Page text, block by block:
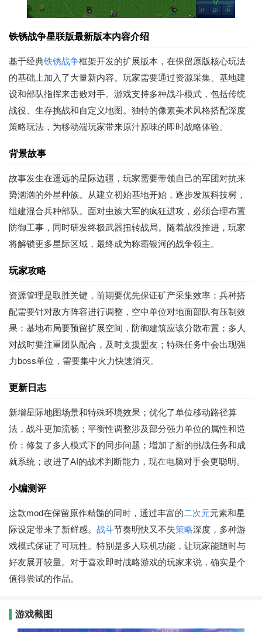
铁锈战争星联版最新版本内容介绍
基于经典铁锈战争框架开发的扩展版本，在保留原版核心玩法
的基础上加入了大量新内容。玩家需要通过资源采集、基地建
设和部队指挥来击败对手。游戏支持多种战斗模式，包括传统
战役、生存挑战和自定义地图。独特的像素美术风格搭配深度
策略玩法，为移动端玩家带来原汁原味的即时战略体验。
背景故事
故事发生在遥远的星际边疆，玩家需要带领自己的军团对抗来
势汹汹的外星种族。从建立初始基地开始，逐步发展科技树，
组建混合兵种部队。面对虫族大军的疯狂进攻，必须合理布置
防御工事，同时研发终极武器扭转战局。随着战役推进，玩家
将解锁更多星际区域，最终成为称霸银河的战争领主。
玩家攻略
资源管理是取胜关键，前期要优先保证矿产采集效率；兵种搭
配需要针对敌方阵容进行调整，空中单位对地面部队有压制效
果；基地布局要预留扩展空间，防御建筑应该分散布置；多人
对战时要注重团队配合，及时支援盟友；特殊任务中会出现强
力boss单位，需要集中火力快速消灭。
更新日志
新增星际地图场景和特殊环境效果；优化了单位移动路径算
法，战斗更加流畅；平衡性调整涉及部分强力单位的属性和造
价；修复了多人模式下的同步问题；增加了新的挑战任务和成
就系统；改进了AI的战术判断能力，现在电脑对手会更聪明。
小编测评
这款mod在保留原作精髓的同时，通过丰富的二次元元素和星
际设定带来了新鲜感。 战斗节奏明快又不失策略深度，多种游
戏模式保证了可玩性。特别是多人联机功能，让玩家能随时与
好友展开较量。对于喜欢即时战略游戏的玩家来说，确实是个
值得尝试的作品。
游戏截图